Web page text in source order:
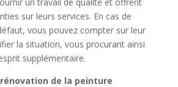
sur leurs services. En cas de
vous pouvez compter sur leur
la situation, vous procurant ainsi
supplémentaire.
rénovation de la peinture